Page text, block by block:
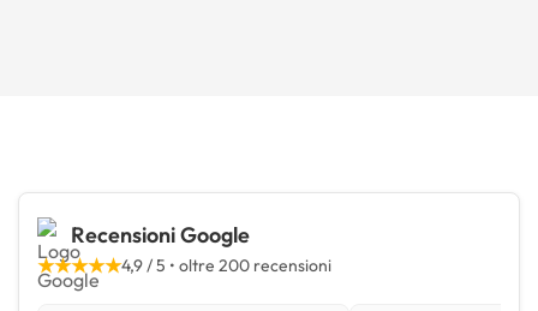
Recensioni Google
★★★★★4,9 / 5 • oltre 200 recensioni